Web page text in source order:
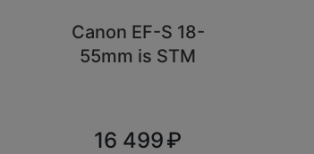
Canon EF-S 18-
55mm is STM
16 499